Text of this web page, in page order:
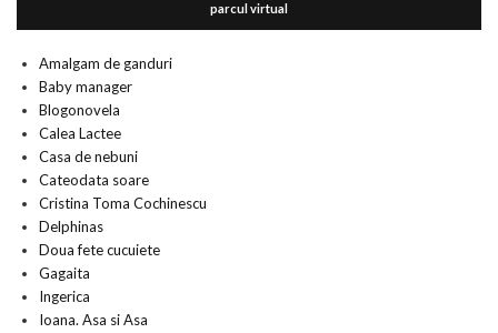
parcul virtual
Amalgam de ganduri
Baby manager
Blogonovela
Calea Lactee
Casa de nebuni
Cateodata soare
Cristina Toma Cochinescu
Delphinas
Doua fete cucuiete
Gagaita
Ingerica
Ioana. Asa si Asa